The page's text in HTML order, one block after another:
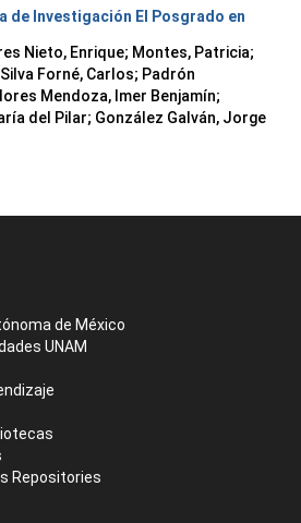
de Investigación El Posgrado en
Nieto, Enrique; Montes, Patricia;
Silva Forné, Carlos; Padrón
Mendoza, Imer Benjamín;
del Pilar; González Galván, Jorge
de México
UNAM
Repositories